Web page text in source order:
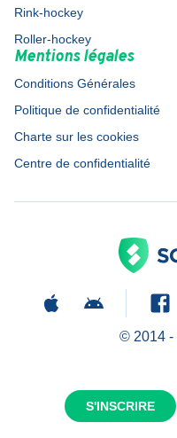
S'INSCRIRE
Rink-hockey
Roller-hockey
Mentions légales
Conditions Générales
Politique de confidentialité
Charte sur les cookies
Centre de confidentialité
© 2014 -